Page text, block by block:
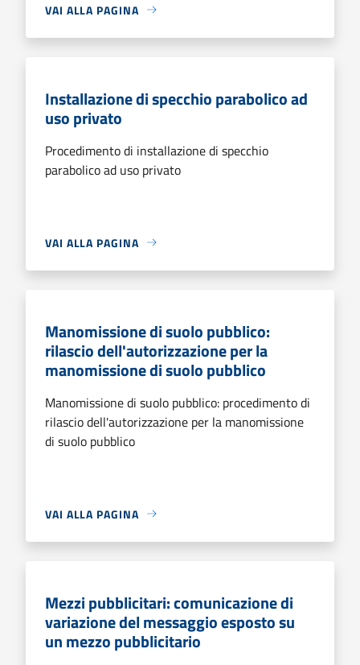
VAI ALLA PAGINA
Installazione di specchio parabolico ad
uso privato
Procedimento di installazione di specchio
parabolico ad uso privato
VAI ALLA PAGINA
Manomissione di suolo pubblico:
rilascio dell'autorizzazione per la
manomissione di suolo pubblico
Manomissione di suolo pubblico: procedimento di
rilascio dell'autorizzazione per la manomissione
di suolo pubblico
VAI ALLA PAGINA
Mezzi pubblicitari: comunicazione di
variazione del messaggio esposto su
un mezzo pubblicitario